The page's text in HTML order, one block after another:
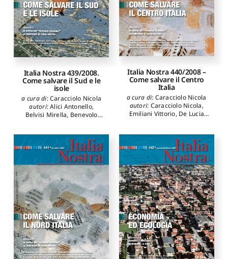
Italia Nostra 439/2008.
Come salvare il Sud e le
isole
a cura di:Caracciolo Nicola
autori:Alici Antonello,
Belvisi Mirella, Benevolo
Cristinelli
Giuseppe,Cucinella Mario,
Gardella Jacopo,Insolera
Italo,Montanari Guido,
Muratore Giorgio,
Paolella
Adriano,Pittarello Liliana ,
Losavio Giovanni,Ripa di
Meana Carlo
Italia Nostra 440/2008 –
Come salvare il Centro
Italia
a cura di: Caracciolo Nicola
autori: Caracciolo Nicola,
Emiliani Vittorio, De Lucia
Bocchini Valerio
Tantucci Anna Paola,Riggio
Corti Fausto,Pelagatti
Giancarlo,Carlini Daniele,
Rinaldi Gaetano,Barelli
Urbano,Signorini Mariarita,
Dalle Mura Antonio,Fortini
Roberto,Buffaut Mungo
Liliane,Margiacchi Roberta,
Petruccioli Claudio,Berdini
Paolo,Ripa di Meana Carlo,
Tozzi Lucilla,Macchi
Giuseppe,Alici Antonello,
Casciato Maristella